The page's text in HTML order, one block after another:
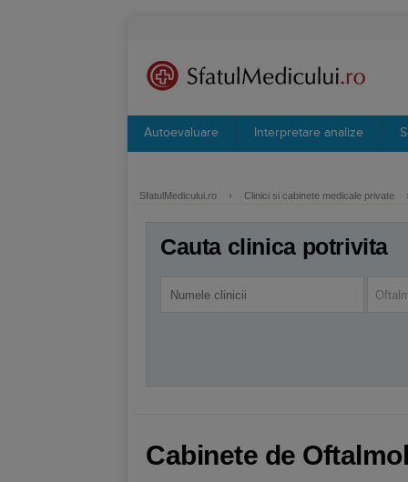
Autoevaluare Interpretare analize
SfatulMedicului.ro › Clinici si cabinete medicale private
Cauta clinica potrivita
Cabinete de